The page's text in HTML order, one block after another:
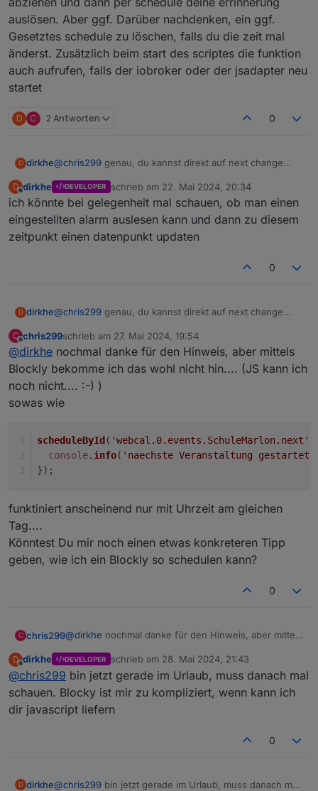
auslösen. Aber ggf. Darüber nachdenken, ein ggf.
Gesetztes schedule zu löschen, falls du die zeit mal
änderst. Zusätzlich beim start des scriptes die funktion
auch aufrufen, falls der iobroker oder der jsadapter neu
startet
D C 2 Antworten 0
D dirkhe@chris299 genau, du kannst direkt auf next change
eigentlich mit new Date() funktionieren. Dann deine zeit
vorher abziehen und dann per schedule deine
errinnerung auslösen. Aber ggf. Darüber nachdenken,
ein ggf. Gesetztes schedule zu löschen, falls du die zeit
mal änderst. Zusätzlich beim start des scriptes die
D
Offline
dirkhe DEVELOPER schrieb am 22. Mai 2024, 20:34
zuletzt editiert von
ich könnte bei gelegenheit mal schauen, ob man einen
eingestellten alarm auslesen kann und dann zu diesem
zeitpunkt einen datenpunkt updaten
0
D dirkhe@chris299 genau, du kannst direkt auf next change
eigentlich mit new Date() funktionieren. Dann deine zeit
vorher abziehen und dann per schedule deine
errinnerung auslösen. Aber ggf. Darüber nachdenken,
ein ggf. Gesetztes schedule zu löschen, falls du die zeit
mal änderst. Zusätzlich beim start des scriptes die
funktion auch aufrufen, falls der iobroker oder der
C
Offline
chris299schrieb am 27. Mai 2024, 19:54
zuletzt editiert von
@dirkhe nochmal danke für den Hinweis, aber mittels
Blockly bekomme ich das wohl nicht hin.... (JS kann ich
noch nicht.... :-) )
sowas wie
scheduleById ( 'webcal.0.events.SchuleMarlon.next'
console. info( 'naechste Veranstaltung gestartet
});
funktiniert anscheinend nur mit Uhrzeit am gleichen
Tag....
Könntest Du mir noch einen etwas konkreteren Tipp
geben, wie ich ein Blockly so schedulen kann?
0
C chris299@dirkhe nochmal danke für den Hinweis, aber mittels
ich noch nicht.... :-) )
sowas wie
console.info('naechste Veranstaltung
funktiniert anscheinend nur mit Uhrzeit am gleichen
Tag....
Könntest Du mir noch einen etwas konkreteren Tipp
D
Offline
dirkhe DEVELOPER schrieb am 28. Mai 2024, 21:43
zuletzt editiert von
@chris299 bin jetzt gerade im Urlaub, muss danach mal
schauen. Blocky ist mir zu kompliziert, wenn kann ich
dir javascript liefern
0
D dirkhe@chris299 bin jetzt gerade im Urlaub, muss danach mal